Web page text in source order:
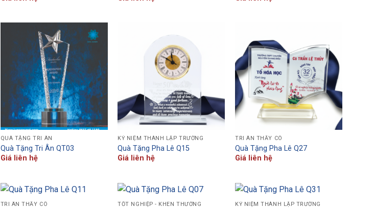
QUÀ TẶNG TRI ÂN
Quà Tặng Tri Ân QT03
Giá liên hệ
KỶ NIỆM THÀNH LẬP TRƯỜNG
Quà Tặng Pha Lê Q15
Giá liên hệ
TRI ÂN THẦY CÔ
Quà Tặng Pha Lê Q27
Giá liên hệ
TRI ÂN THẦY CÔ TỐT NGHIỆP - KHEN THƯỞNG KỶ NIỆM THÀNH LẬP TRƯỜNG